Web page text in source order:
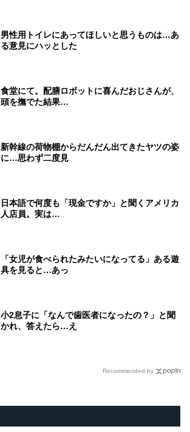
男性用トイレにあってほしいと思うものは…あ
る意見にハッとした
食堂にて。配膳ロボットに喜んだおじさんが、
頭を撫でた結果…
新幹線の荷物棚からだんだん出てきたヤツの姿
に…思わず二度見
日本語で何度も「現金ですか」と聞くアメリカ
人店員。実は…
「女児が食べられたみたいになってる」ある遊
具を見ると…あっ
小2息子に「なんで歯医者になったの？」と聞
かれ、答えたら…え
Recommended by